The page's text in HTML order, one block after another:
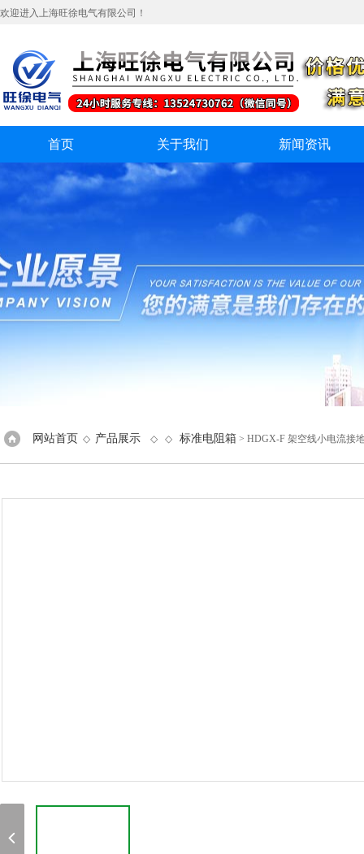
欢迎进入上海旺徐电气有限公司！
首页 关于我们 新闻资讯
网站首页 ◇ 产品展示 ◇ ◇ 标准电阻箱 > HDGX-F 架空线小电流接